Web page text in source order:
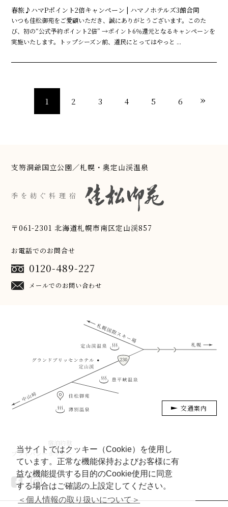
当サイトではクッキー（Cookie）を使用し
ています。正常な機能保持およびお客様に有
益な機能提供する目的のCookie使用に同意
する場合はご確認の上設定してください。
＜個人情報の取り扱いについて＞
春旅♪ハマPポイント2倍キャンペーン | ハマノホテルズ3館合同
いつも佳松御苑をご愛顧いただき、誠にありがとうございます。このた
び、初の“公式予約ポイント2倍” →ポイント6％還元となるキャンペーンを
実施いたします。トップシーズン前、道民にとってはやっと ...
1 2 3 4 5 6 »
支笏洞爺国立公園／札幌・奥定山渓温泉
〒061-2301 北海道札幌市南区定山渓857
お電話でのお問合せ
0120-489-227
メールでのお問い合わせ
交通案内
宿泊約款
プライバシーポリシー